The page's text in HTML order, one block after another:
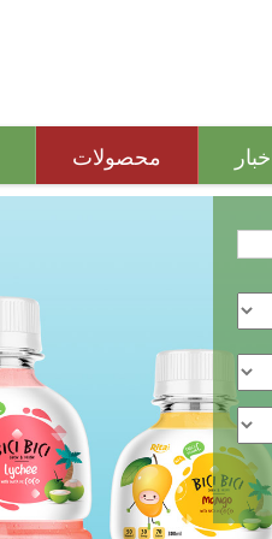
محصولات